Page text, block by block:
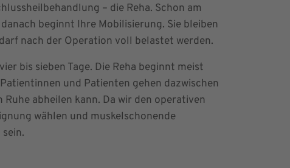
– die Reha. Schon am
beginnt Ihre Mobilisierung. Sie bleiben
nach der Operation voll belastet werden.
bis sieben Tage. Die Reha beginnt meist
und Patienten gehen dazwischen
Ruhe abheilen kann. Da wir den operativen
wählen und muskelschonende